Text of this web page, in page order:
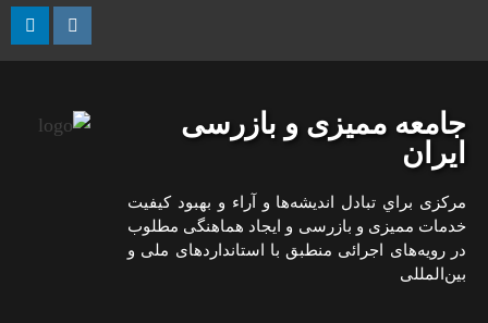
Instagram
جامعه ممیزی و بازرسی
ایران
مركزی براي تبادل انديشه‌ها و آراء و بهبود كيفيت
خدمات مميزی و بازرسی و ايجاد هماهنگی مطلوب
در رويه‌های اجرائی منطبق با استانداردهای ملی و
بين‌المللی